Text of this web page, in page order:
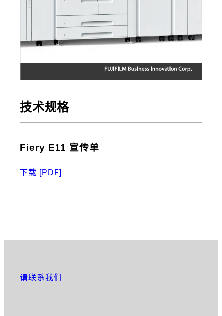
技术规格
Fiery E11 宣传单
下载 [PDF]
请联系我们